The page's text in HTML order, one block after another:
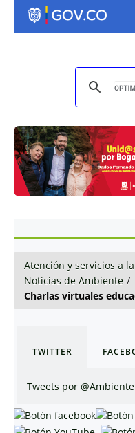
Atención y servicios a
Noticias de Ambiente /
Charlas virtuales
TWITTER
Tweets por